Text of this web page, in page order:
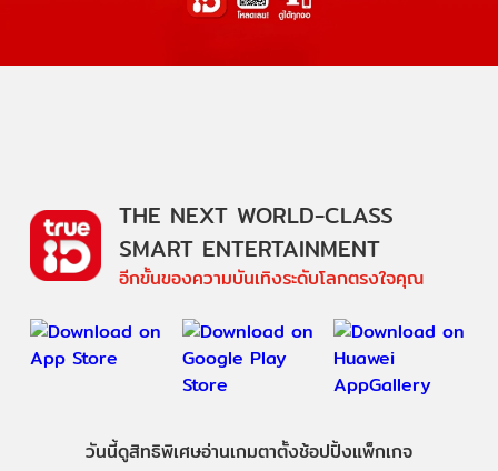
THE NEXT WORLD-CLASS
SMART ENTERTAINMENT
อีกขั้นของความบันเทิงระดับโลกตรงใจคุณ
วันนี้ดูสิทธิพิเศษอ่านเกมตาตั้งช้อปปิ้งแพ็กเกจ